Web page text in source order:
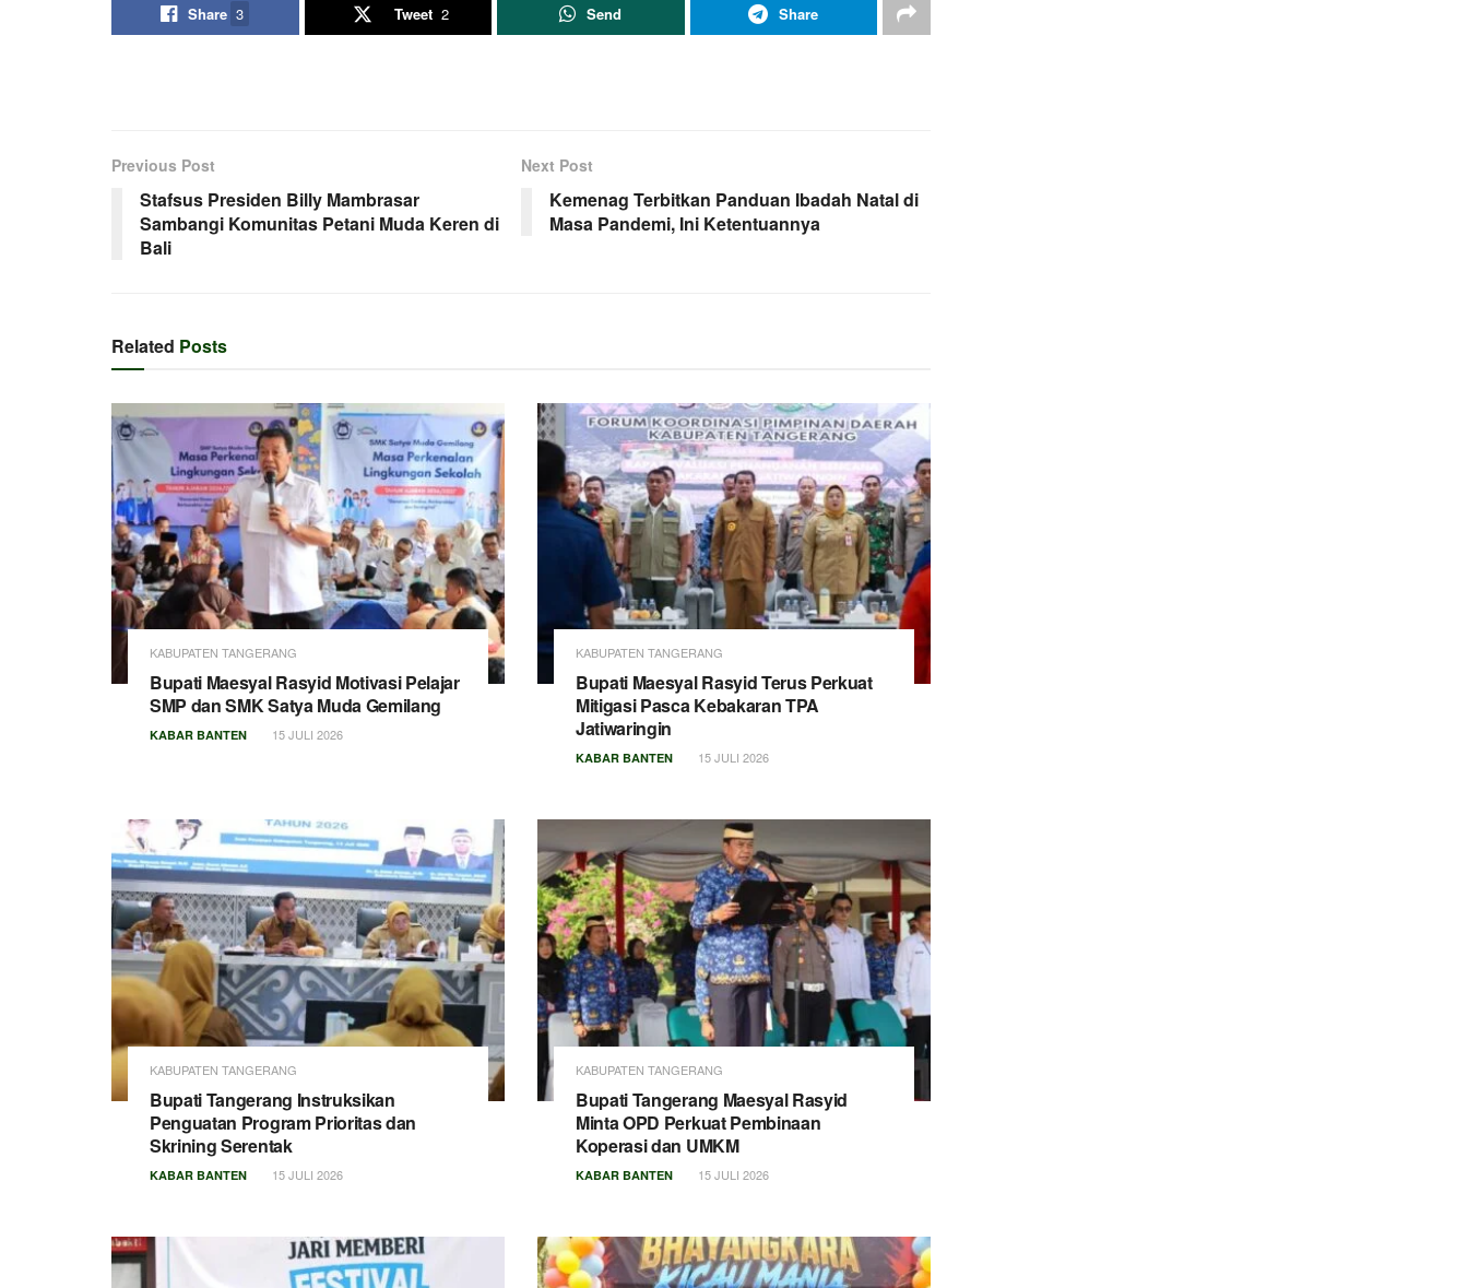
Share 3 Tweet 2 Send Share
Previous Post
Stafsus Presiden Billy Mambrasar
Sambangi Komunitas Petani Muda Keren di
Bali
Next Post
Kemenag Terbitkan Panduan Ibadah Natal di
Masa Pandemi, Ini Ketentuannya
Related Posts
KABUPATEN TANGERANG
Bupati Maesyal Rasyid Motivasi Pelajar
SMP dan SMK Satya Muda Gemilang
KABAR BANTEN 15 JULI 2026
KABUPATEN TANGERANG
Bupati Maesyal Rasyid Terus Perkuat
Mitigasi Pasca Kebakaran TPA
Jatiwaringin
KABAR BANTEN 15 JULI 2026
KABUPATEN TANGERANG
Bupati Tangerang Instruksikan
Penguatan Program Prioritas dan
Skrining Serentak
KABAR BANTEN 15 JULI 2026
KABUPATEN TANGERANG
Bupati Tangerang Maesyal Rasyid
Minta OPD Perkuat Pembinaan
Koperasi dan UMKM
KABAR BANTEN 15 JULI 2026